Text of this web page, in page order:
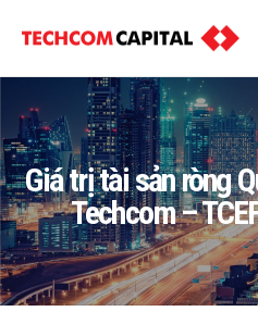
Giá trị tài sản ròng
Techcom –